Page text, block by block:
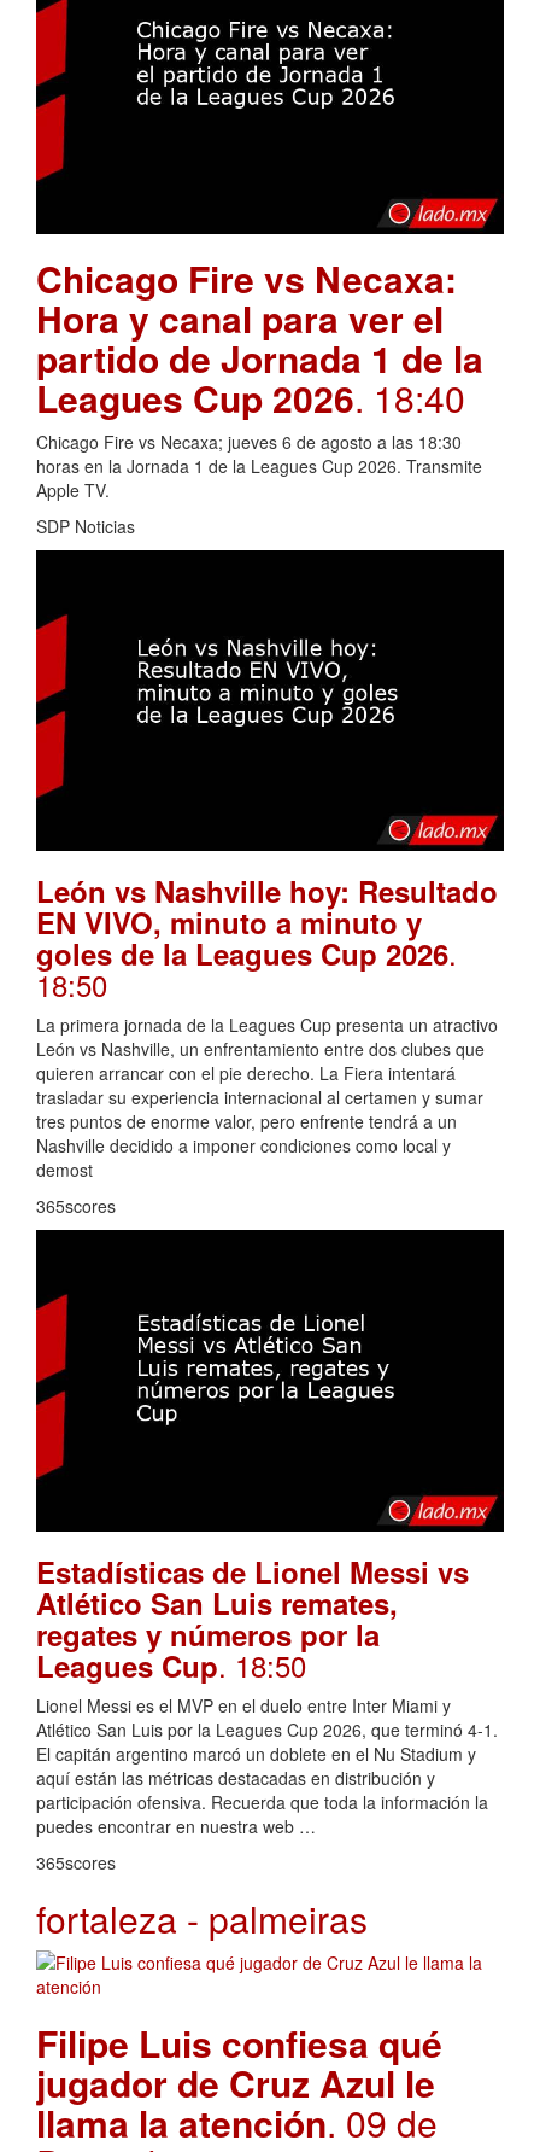
Chicago Fire vs Necaxa:
Hora y canal para ver el
partido de Jornada 1 de la
Leagues Cup 2026. 18:40
Chicago Fire vs Necaxa; jueves 6 de agosto a las 18:30
horas en la Jornada 1 de la Leagues Cup 2026. Transmite
Apple TV.
SDP Noticias
León vs Nashville hoy: Resultado
EN VIVO, minuto a minuto y
goles de la Leagues Cup 2026.
18:50
La primera jornada de la Leagues Cup presenta un atractivo
León vs Nashville, un enfrentamiento entre dos clubes que
quieren arrancar con el pie derecho. La Fiera intentará
trasladar su experiencia internacional al certamen y sumar
tres puntos de enorme valor, pero enfrente tendrá a un
Nashville decidido a imponer condiciones como local y
demost
365scores
Estadísticas de Lionel Messi vs
Atlético San Luis remates,
regates y números por la
Leagues Cup. 18:50
Lionel Messi es el MVP en el duelo entre Inter Miami y
Atlético San Luis por la Leagues Cup 2026, que terminó 4-1.
El capitán argentino marcó un doblete en el Nu Stadium y
aquí están las métricas destacadas en distribución y
participación ofensiva. Recuerda que toda la información la
puedes encontrar en nuestra web …
365scores
fortaleza - palmeiras
Filipe Luis confiesa qué
jugador de Cruz Azul le
llama la atención. 09 de